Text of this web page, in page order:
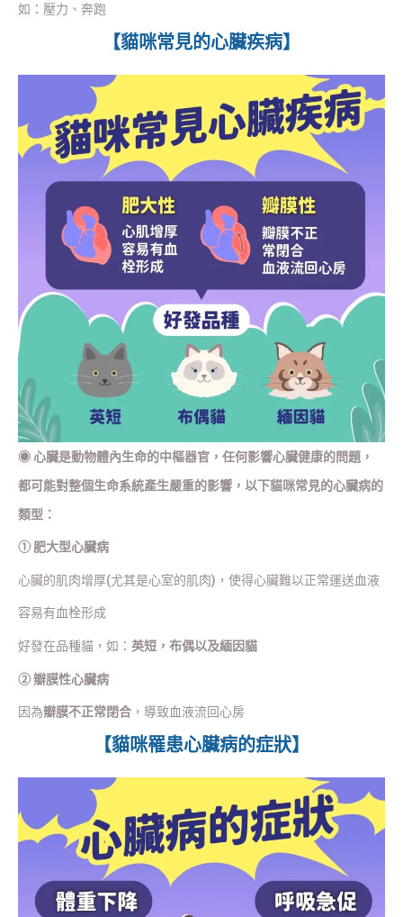
如：壓力、奔跑
【貓咪常見的心臟疾病】
◉心臟是動物體內生命的中樞器官，任何影響心臟健康的問題，
都可能對整個生命系統產生嚴重的影響，以下貓咪常見的心臟病的
類型：
① 肥大型心臟病
心臟的肌肉增厚(尤其是心室的肌肉)，使得心臟難以正常運送血液
容易有血栓形成
好發在品種貓，如： 英短，布偶以及緬因貓
② 瓣膜性心臟病
因為瓣膜不正常閉合 ，導致血液流回心房
【貓咪罹患心臟病的症狀】